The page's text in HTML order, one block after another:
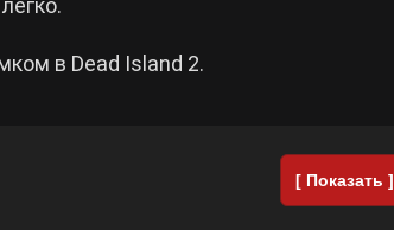
в Dead Island 2.
[ Показать ]